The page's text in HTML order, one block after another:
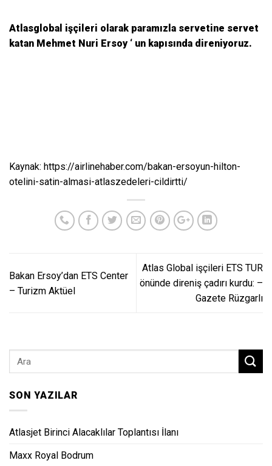
Atlasglobal işçileri olarak paramızla servetine servet
katan Mehmet Nuri Ersoy ‘ un kapısında direniyoruz.
Kaynak: https://airlinehaber.com/bakan-ersoyun-hilton-
otelini-satin-almasi-atlaszedeleri-cildirtti/
Bakan Ersoy’dan ETS Center
– Turizm Aktüel
Atlas Global işçileri ETS TUR
önünde direniş çadırı kurdu: –
Gazete Rüzgarlı
SON YAZILAR
Atlasjet Birinci Alacaklılar Toplantısı İlanı
Maxx Royal Bodrum